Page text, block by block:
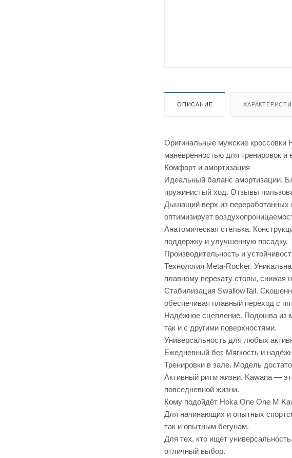
ОПИСАНИЕ
Оригинальные мужские
маневренностью для тренировок и
Комфорт и амортизация
Идеальный баланс амортизации.
пружинистый ход. Отзывы
Дышащий верх из переработанных
оптимизирует
Анатомическая стелька.
поддержку и улучшенную посадку.
Производительность и
Технология Meta-Rocker.
плавному перекату стопы, снижая
Стабилизация SwallowTail.
обеспечивая плавный переход с
Надёжное сцепление. Подошва из
так и с другими поверхностями.
Универсальность для любых
Ежедневный бег. Мягкость и
Тренировки в зале. Модель
Активный ритм жизни. Kawana —
повседневной жизни.
Кому подойдёт Hoka One One M
Для начинающих и опытных
так и опытным бегунам.
Для тех, кто ищет
отличный выбор.